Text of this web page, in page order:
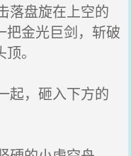
落盘旋在上空的
把金光巨剑，斩破
。
起，砸入下方的